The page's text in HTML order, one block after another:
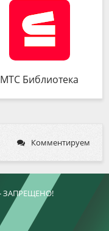
МТС Библиотека
Комментируем
ЗАПРЕЩЕНО!